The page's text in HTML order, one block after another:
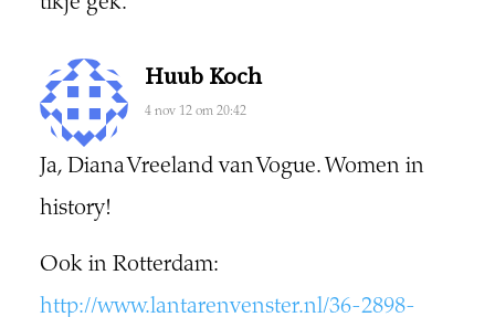
Huub Koch
4 nov 12 om 20:42
Ja, Diana Vreeland van Vogue. Women in
history!
Ook in Rotterdam:
http://www.lantarenvenster.nl/36-2898-